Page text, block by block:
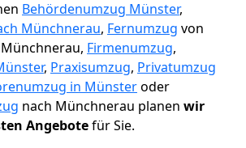
Behördenumzug Münster,
Münchnerau, Fernumzug von
Firmenumzug,
, Praxisumzug, Privatumzug
in Münsteroder
nach Münchnerau planen wir
Angebotefür Sie.